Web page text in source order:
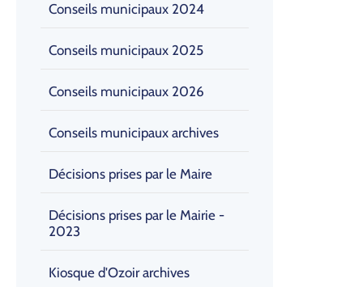
Conseils municipaux 2024
Conseils municipaux 2025
Conseils municipaux 2026
Conseils municipaux archives
Décisions prises par le Maire
Décisions prises par le Mairie -
2023
Kiosque d'Ozoir archives